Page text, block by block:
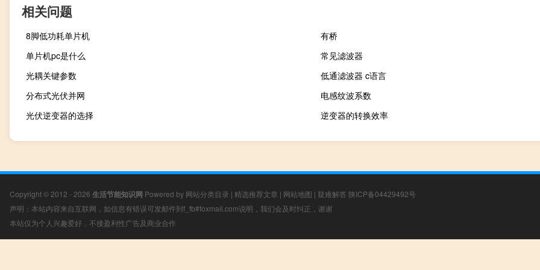
相关问题
8脚低功耗单片机
有桥
单片机pc是什么
常见滤波器
光耦关键参数
低通滤波器 c语言
分布式光伏并网
电感纹波系数
光伏逆变器的选择
逆变器的转换效率
Copyright © 2012 - 2026 生活节能知识网 Powered by 网站分类目录 | 精选推荐文章 | 网站地图 | 疑难解答 陕ICP备04429492号
声明：本站内容来自互联网，如信息有错误可发邮件到f_fb#foxmail.com说明，我们会及时纠正，谢谢
本站仅为个人兴趣爱好，不接盈利性广告及商业合作